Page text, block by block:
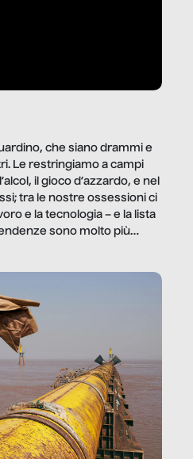
che siano drammi e
Le restringiamo a campi
il gioco d’azzardo, e nel
tra le nostre ossessioni ci
e la tecnologia – e la lista
sono molto più
reportage vediamo